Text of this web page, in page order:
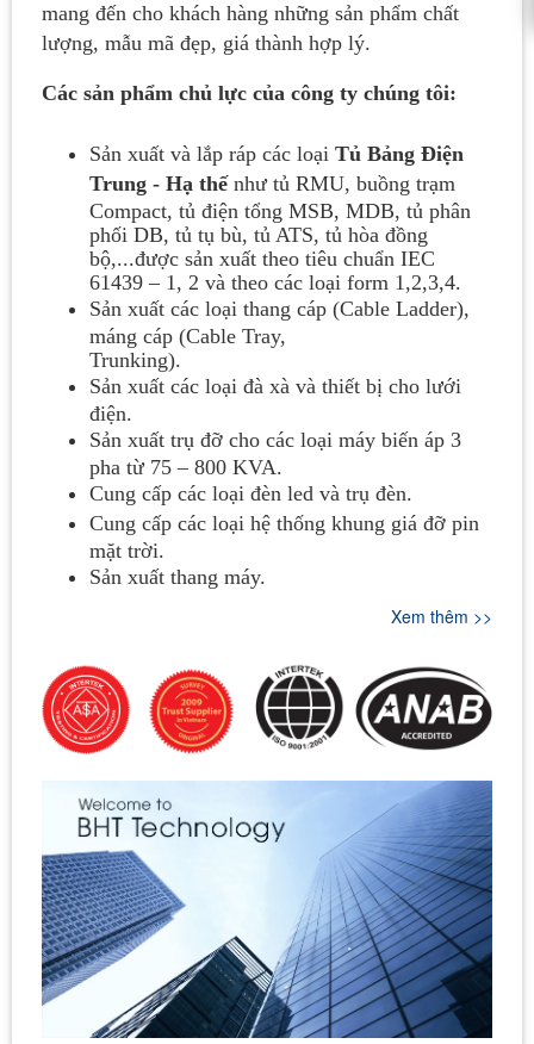
mang đến cho khách hàng những sản phẩm chất
lượng, mẫu mã đẹp, giá thành hợp lý.
Các sản phẩm chủ lực của công ty chúng tôi:
Sản xuất và lắp ráp các loại Tủ Bảng Điện
Trung - Hạ thếnhư tủ RMU, buồng trạm
Compact, tủ điện tổng MSB, MDB, tủ phân
phối DB, tủ tụ bù, tủ ATS, tủ hòa đồng
bộ,...được sản xuất theo tiêu chuẩn IEC
61439 – 1, 2 và theo các loại form 1,2,3,4.
Sản xuất các loại thang cáp (Cable Ladder),
máng cáp (Cable Tray,
Trunking).
Sản xuất các loại đà xà và thiết bị cho lưới
điện.
Sản xuất trụ đỡ cho các loại máy biến áp 3
pha từ 75 – 800 KVA.
Cung cấp các loại đèn led và trụ đèn.
Cung cấp các loại hệ thống khung giá đỡ pin
mặt trời.
Sản xuất thang máy.
Xem thêm >>